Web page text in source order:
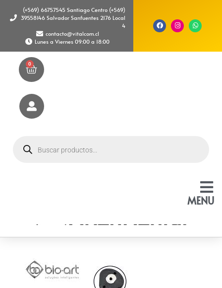
(+569) 66757545 Santiago Centro (+569)
39558146 Salvador Sanfuentes 2176 Local
4
contacto@vitalcom.cl
Lunes a Viernes 09:00 a 18:00
MENU
0